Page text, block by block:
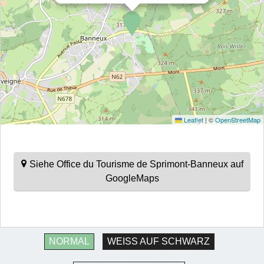
Leaflet|©OpenStreetMap
Siehe Office du Tourisme de Sprimont-Banneux auf
GoogleMaps
NORMAL WEISS AUF SCHWARZ